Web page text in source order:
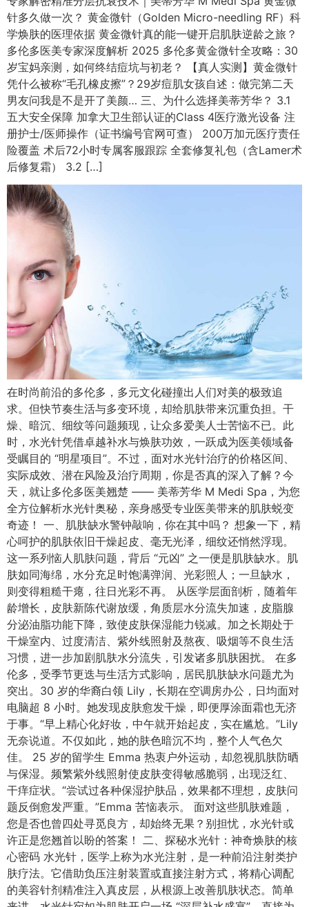
针多久做一次？ 黄金微针（Golden Micro-needling RF）科
学焕肤的医理依据 黄金微针真的能一键开启肌肤逆龄之旅？
多伦多医美专家深度解析 2025 多伦多黄金微针全攻略：30
岁宝妈亲测，如何终结痘坑与初老？ 【真人实测】黄金微针
凭什么被称“毛孔橡皮擦”？29岁痘肌女孩自述：做完第二天
男友问我是不是开了美颜… 三、为什么选择美蒂芳华？ 3.1
五大安全保障 加拿大卫生部认证的Class 4医疗激光设备 注
册护士/医师操作（证书编号官网可查） 200万加元医疗责任
险覆盖 术后72小时专属客服跟踪 全套修复礼包（含Lamer术
后修复霜） 3.2 […]
在时尚前沿的多伦多，多元文化碰撞出人们对美的极致追
求。但快节奏生活与多变环境，却给肌肤带来沉重负担。干
燥、暗沉、细纹等问题频现，让众多爱美人士苦恼不已。此
时，水光针凭借卓越补水与焕肤功效，一跃成为医美领域备
受瞩目的 “明星项目”。不过，面对水光针治疗的价格区间、
实际成效、潜在风险及治疗周期，你是否真的深入了解？今
天，就让多伦多医美翘楚 —— 美蒂芳华 M Medi Spa，为您
全方位解析水光针奥秘，亲身感受专业医美带来的肌肤蜕变
奇迹！​ 一、肌肤缺水警钟敲响，你在其中吗？​ 想象一下，精
心呵护的肌肤依旧干燥起皮、毫无光泽，细纹还悄然浮现。
这一系列恼人肌肤问题，背后 “元凶” 之一便是肌肤缺水。肌
肤如同海绵，水分充足时饱满弹润、光彩照人；一旦缺水，
则变得粗糙干瘪，往日光彩不再。​ 从医学层面剖析，随着年
龄增长，皮肤新陈代谢放缓，角质层水分流失加速，皮脂腺
分泌油脂功能下降，致使皮肤保湿能力锐减。加之长期处于
干燥室内、过度清洁、紫外线照射及熬夜、吸烟等不良生活
习惯，进一步加剧肌肤水分流失，引发诸多肌肤困扰。​ 在多
伦多，受季节更迭与生活方式影响，居民肌肤缺水问题尤为
突出。30 岁的华裔白领 Lily，长期在空调房办公，日均面对
电脑超 8 小时。她发现皮肤愈发干燥，即便厚涂面霜也无济
于事。“早上精心化好妆，中午就开始起皮，实在尴尬。”Lily
无奈说道。不仅如此，她的肤色暗沉不均，整个人气色欠
佳。​ 25 岁的留学生 Emma 热衷户外运动，却忽视肌肤防晒
与保湿。频繁紫外线照射使皮肤变得敏感脆弱，出现泛红、
干痒症状。“尝试过各种保湿护肤品，效果都不理想，皮肤问
题反倒愈发严重。”Emma 苦恼表示。​ 面对这些肌肤难题，
您是否也曾四处寻觅良方，却始终无果？别担忧，水光针或
许正是您翘首以盼的答案！​ 二、探秘水光针：神奇焕肤的核
心密码​ 水光针，医学上称为水光注射，是一种前沿注射类护
肤疗法。它借助负压注射装置或直接注射方式，将精心调配
的美容针剂精准注入真皮层，从根源上改善肌肤状态。简单